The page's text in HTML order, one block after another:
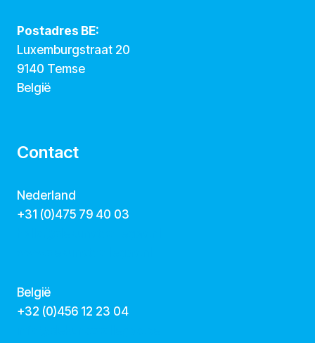
Postadres BE:
Luxemburgstraat 20
9140 Temse
België
Contact
Nederland
+31 (0)475 79 40 03
België
‭+32 (0)456 12 23 04‬